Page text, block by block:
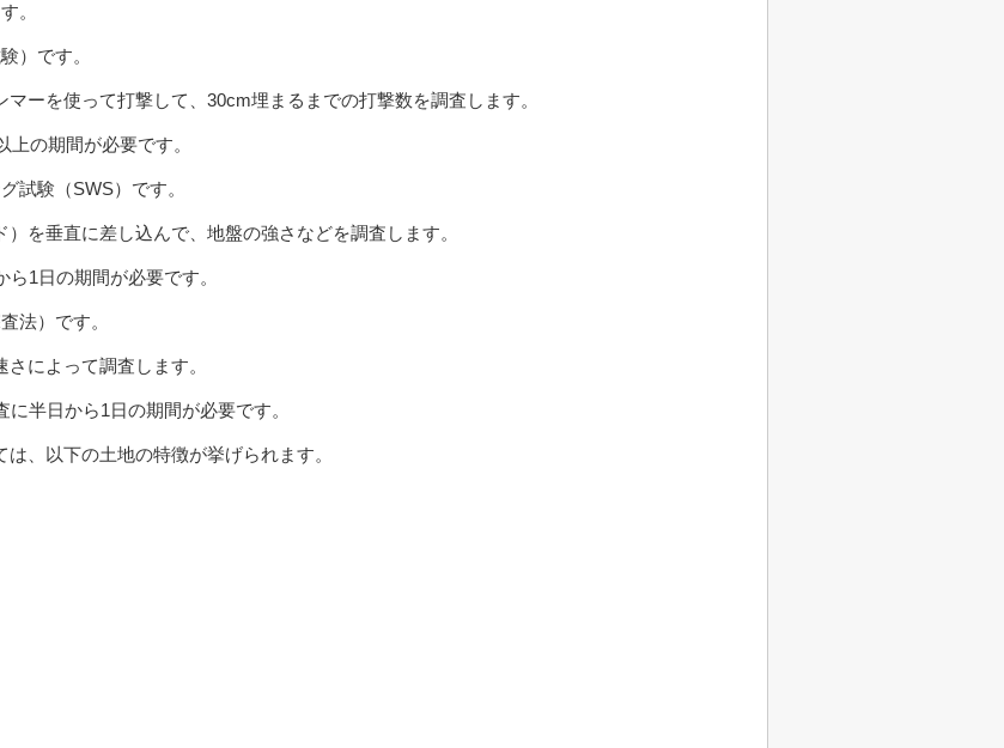
。
）です。
ーを使って打撃して、30cm埋まるまでの打撃数を調査します。
の期間が必要です。
試験（SWS）です。
を垂直に差し込んで、地盤の強さなどを調査します。
1日の期間が必要です。
法）です。
によって調査します。
半日から1日の期間が必要です。
、以下の土地の特徴が挙げられます。